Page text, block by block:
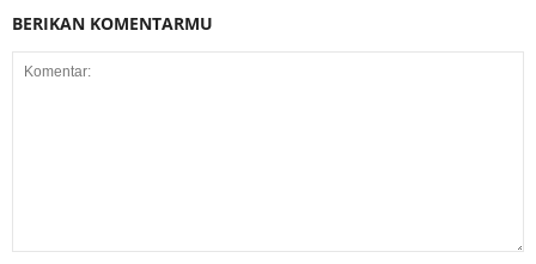
BERIKAN KOMENTARMU